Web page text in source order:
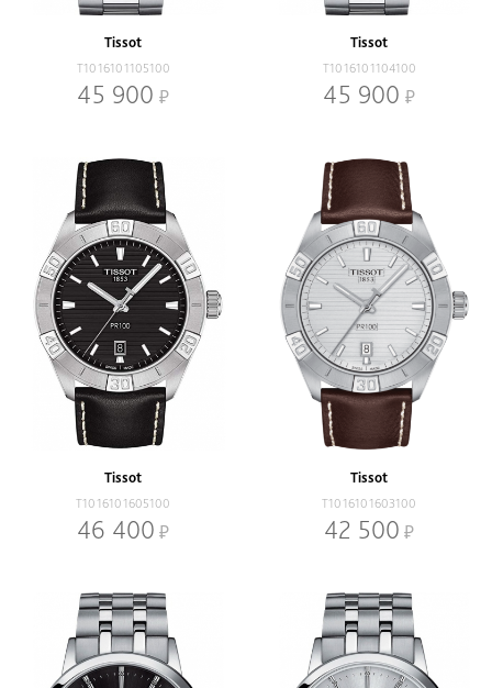
Tissot
T1016101105100
45 900
Tissot
T1016101104100
45 900
Tissot
T1016101605100
46 400
Tissot
T1016101603100
42 500